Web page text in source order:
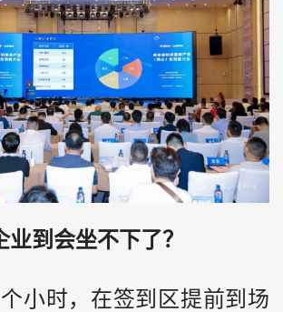
业到会坐不下了？
小时，在签到区提前到场